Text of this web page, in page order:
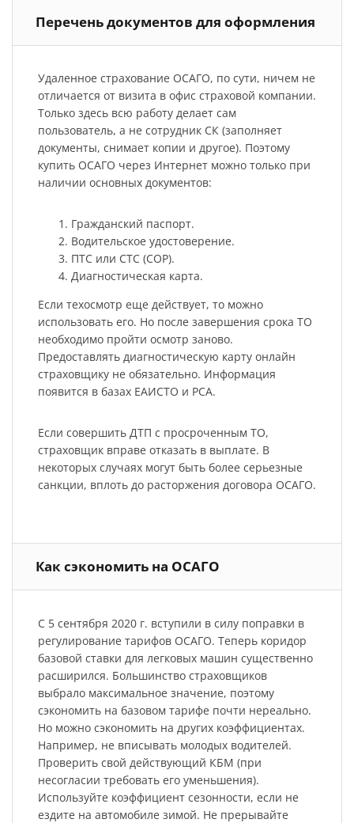
Перечень документов для оформления
Удаленное страхование ОСАГО, по сути, ничем не
отличается от визита в офис страховой компании.
Только здесь всю работу делает сам
пользователь, а не сотрудник СК (заполняет
документы, снимает копии и другое). Поэтому
купить ОСАГО через Интернет можно только при
наличии основных документов:
Гражданский паспорт.
Водительское удостоверение.
ПТС или СТС (СОР).
Диагностическая карта.
Если техосмотр еще действует, то можно
использовать его. Но после завершения срока ТО
необходимо пройти осмотр заново.
Предоставлять диагностическую карту онлайн
страховщику не обязательно. Информация
появится в базах ЕАИСТО и РСА.
Если совершить ДТП с просроченным ТО,
страховщик вправе отказать в выплате. В
некоторых случаях могут быть более серьезные
санкции, вплоть до расторжения договора ОСАГО.
Как сэкономить на ОСАГО
С 5 сентября 2020 г. вступили в силу поправки в
регулирование тарифов ОСАГО. Теперь коридор
базовой ставки для легковых машин существенно
расширился. Большинство страховщиков
выбрало максимальное значение, поэтому
сэкономить на базовом тарифе почти нереально.
Но можно сэкономить на других коэффициентах.
Например, не вписывать молодых водителей.
Проверить свой действующий КБМ (при
несогласии требовать его уменьшения).
Используйте коэффициент сезонности, если не
ездите на автомобиле зимой. Не прерывайте